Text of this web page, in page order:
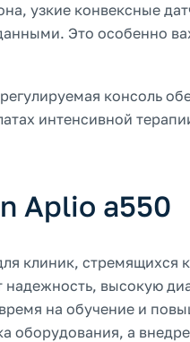
узкие конвексные
Это особенно
консоль
интенсивной
Aplio a550
клиник,
высокую
на обучение и
оборудования, а